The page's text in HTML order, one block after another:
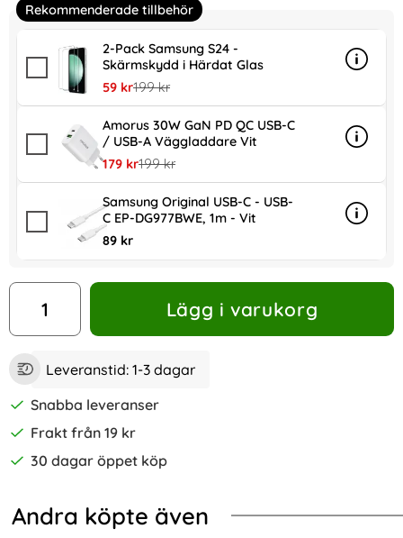
Rekommenderade tillbehör
2-Pack Samsung S24 -
Skärmskydd i Härdat Glas
rea pris
59 krtidigare pris
199 kr
Info
mer
Amorus 30W GaN PD QC USB-C
/ USB-A Väggladdare Vit
rea pris
179 krtidigare pris
199 kr
Info
mer
Samsung Original USB-C - USB-
C EP-DG977BWE, 1m - Vit
89 kr
Info
mer
antal
Lägg i varukorg
Leveranstid: 1-3 dagar
Snabba leveranser
Frakt från 19 kr
30 dagar öppet köp
Andra köpte även